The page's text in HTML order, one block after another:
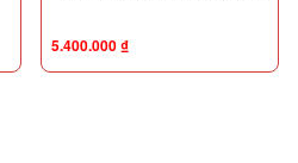
5.400.000₫